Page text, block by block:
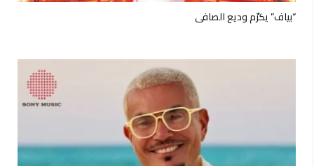
“بياف” يكرّم وديع الصافي